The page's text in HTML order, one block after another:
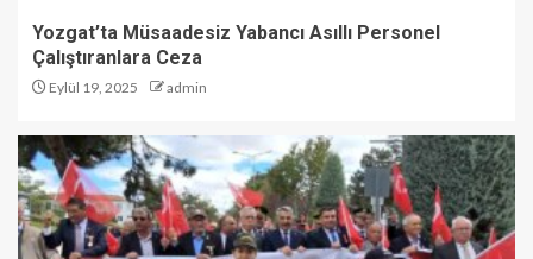
Yozgat’ta Müsaadesiz Yabancı Asıllı Personel
Çalıştıranlara Ceza
Eylül 19, 2025 admin